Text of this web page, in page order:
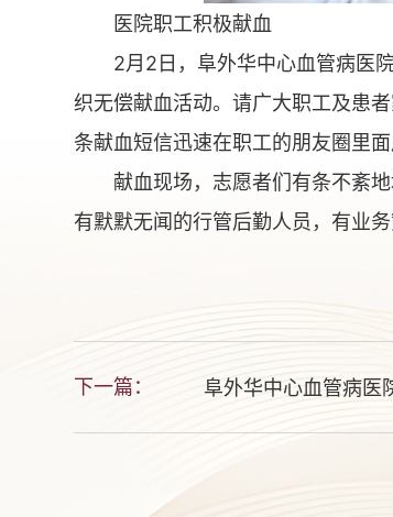
医院职工积极献血
2月2日，阜外华中心血管病医
织无偿献血活动。请广大职工及患
条献血短信迅速在职工的朋友圈里
献血现场，志愿者们有条不紊
有默默无闻的行管后勤人员，有业
下一篇：